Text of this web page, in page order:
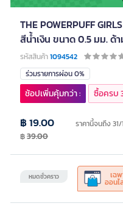
THE POWERPUFF
สีน้ำเงิน ขนาด 0.5 มม. ด้
รหัสสินค้า1094542
ร่วมรายการผ่อน 0%
หมดชั่วคราว เฉ
ออนไ
฿ 19.00 ราคานี้จนถึง
฿39.00
ช้อปเพิ่มคุ้มกว่า : ซื้อครบ